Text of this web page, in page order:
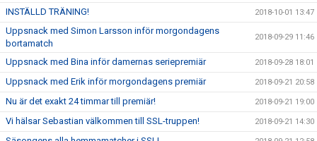
INSTÄLLD TRÄNING! 2018-10-01 13:47
Uppsnack med Simon Larsson inför morgondagens
bortamatch
2018-09-29 11:46
Uppsnack med Bina inför damernas seriepremiär 2018-09-28 18:01
Uppsnack med Erik inför morgondagens premiär 2018-09-21 20:58
Nu är det exakt 24 timmar till premiär! 2018-09-21 19:00
Vi hälsar Sebastian välkommen till SSL-truppen! 2018-09-21 14:30